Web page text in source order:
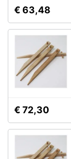
Abbigliamento
Sport
Animali
Motori
Libri,
cd
Leggera
Jazz
tutti
cristiano
Me
€ 63,48
€ 72,30